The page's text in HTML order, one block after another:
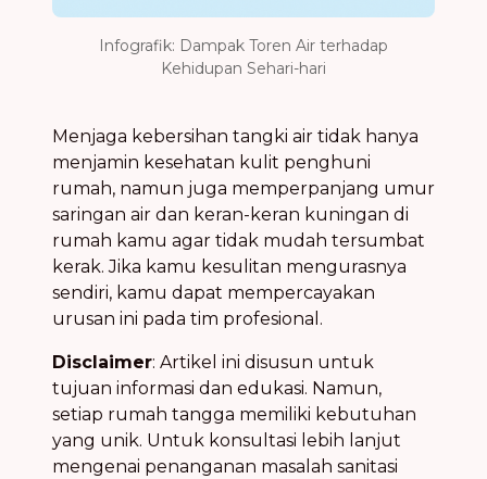
Infografik: Dampak Toren Air terhadap
Kehidupan Sehari-hari
Menjaga kebersihan tangki air tidak hanya
menjamin kesehatan kulit penghuni
rumah, namun juga memperpanjang umur
saringan air dan keran-keran kuningan di
rumah kamu agar tidak mudah tersumbat
kerak. Jika kamu kesulitan mengurasnya
sendiri, kamu dapat mempercayakan
urusan ini pada tim profesional.
Disclaimer: Artikel ini disusun untuk
tujuan informasi dan edukasi. Namun,
setiap rumah tangga memiliki kebutuhan
yang unik. Untuk konsultasi lebih lanjut
mengenai penanganan masalah sanitasi